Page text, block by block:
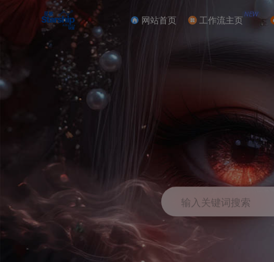
网站首页 工作流主页 NEW
输入关键词搜索